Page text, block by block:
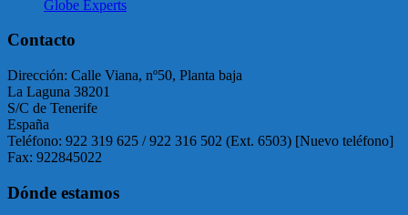
Globe Experts
Contacto
Dirección: Calle Viana, nº50, Planta baja
La Laguna 38201
S/C de Tenerife
España
Teléfono: 922 319 625 / 922 316 502 (Ext. 6503) [Nuevo teléfono]
Fax: 922845022
Dónde estamos